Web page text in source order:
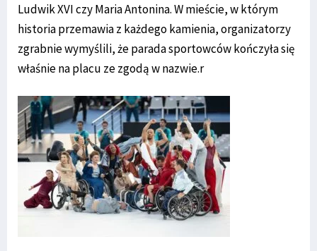
Ludwik XVI czy Maria Antonina. W mieście, w którym
historia przemawia z każdego kamienia, organizatorzy
zgrabnie wymyślili, że parada sportowców kończyła się
właśnie na placu ze zgodą w nazwie.r